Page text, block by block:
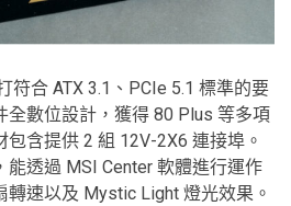
符合 ATX 3.1、PCIe 5.1 標準的要
全數位設計，獲得 80 Plus 等多項
含提供 2 組 12V-2X6 連接埠。
透過 MSI Center 軟體進行運作
速以及 Mystic Light 燈光效果。